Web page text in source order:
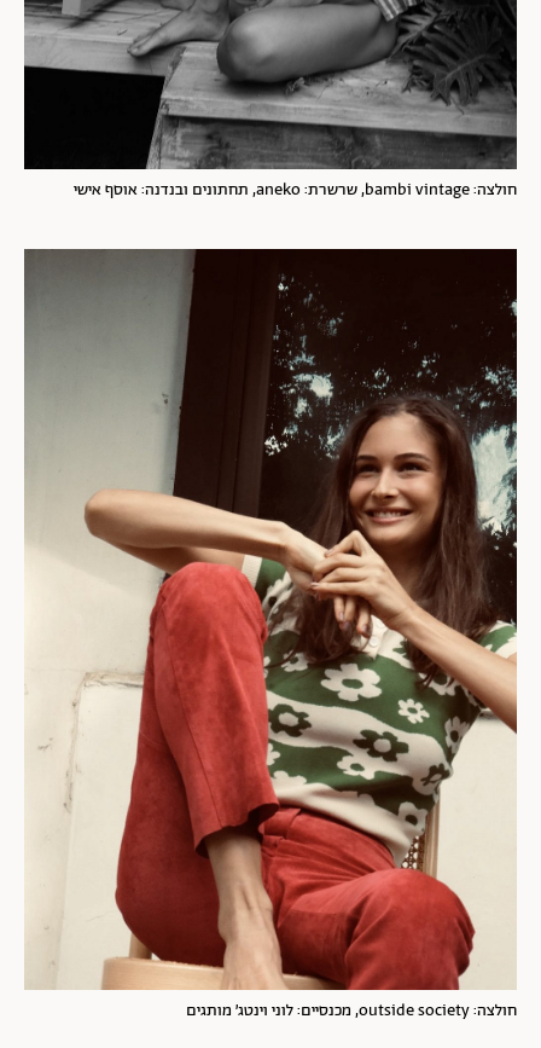
חולצה: bambi vintage, שרשרת: aneko, תחתונים ובנדנה: אוסף אישי
חולצה: outside society, מכנסיים: לוני וינטג׳ מותגים